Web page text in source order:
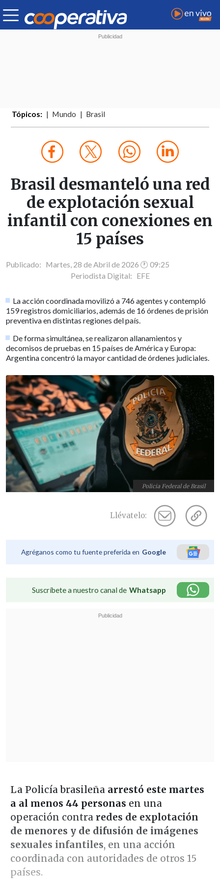
Tópicos: Mundo Brasil
Brasil desmanteló una red
de explotación sexual
infantil con conexiones en
15 países
Publicado: Martes, 28 de Abril de 2026 🕐 09:25
Periodista Digital: EFE
La acción coordinada movilizó a 746 agentes y contempló
159 registros domiciliarios, además de 16 órdenes de prisión
preventiva en distintas regiones del país.
De forma simultánea, se realizaron allanamientos y
decomisos de pruebas en 15 países de América y Europa:
Argentina concentró la mayor cantidad de órdenes judiciales.
Policia Federal de Brasil
Llévatelo:
Agréganos como tu fuente preferida en Google
Suscríbete a nuestro canal de Whatsapp
La Policía brasileña arrestó este martes
a al menos 44 personas en una
operación contra redes de explotación
de menores y de difusión de imágenes
sexuales infantiles, en una acción
coordinada con autoridades de otros 15
países.